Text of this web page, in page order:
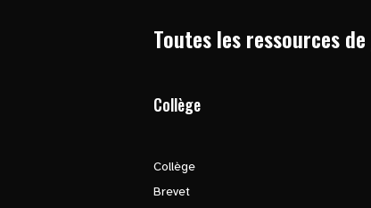
Toutes les ressources de
Collège
Collège
Brevet